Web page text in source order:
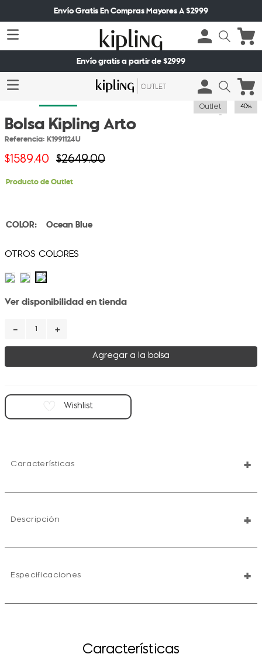
Envío Gratis En Compras Mayores A $2999
Envío gratis a partir de $2999
Outlet 40%
Bolsa Kipling Arto
Referencia: K1991124U
$1589.40 $2649.00
Producto de Outlet
Ocean Blue
Ver disponibilidad en tienda
＋
－
Agregar a la bolsa
Características +
Descripción +
Especificaciones +
Características